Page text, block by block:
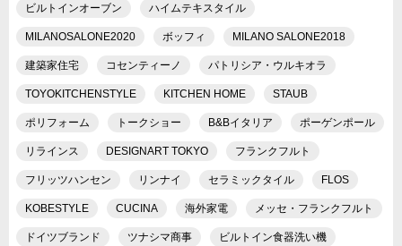
ビルトインオーブン ハイムテキスタイル
MILANOSALONE2020 ボッフィ MILANO SALONE2018
建築家住宅 コセンティーノ パトリシア・ウルキオラ
TOYOKITCHENSTYLE KITCHEN HOME STAUB
ポリフォーム トークショー B&Bイタリア ポーゲンポール
リラインス DESIGNART TOKYO フランクフルト
フリッツハンセン リンナイ セラミックタイル FLOS
KOBESTYLE CUCINA 海外家電 メッセ・フランクフルト
ドイツブランド ツナシマ商事 ビルトイン食器洗い機